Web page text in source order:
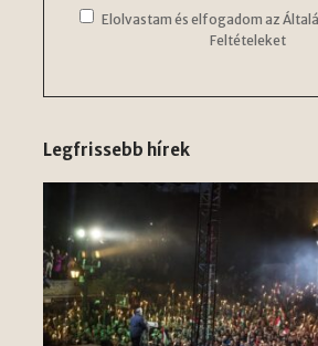
Elolvastam és elfogadom az
Feltételeket
Legfrissebb hírek